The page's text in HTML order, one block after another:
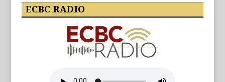
ECBC RADIO